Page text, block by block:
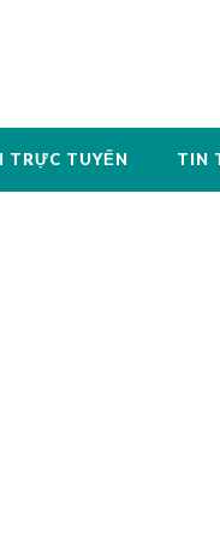
TRỰC TUYẾN TIN